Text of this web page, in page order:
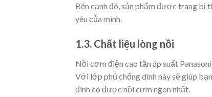
Bên cạnh đó, sản phẩm được trang bị
yêu của mình.
1.3. Chất liệu lòng nồi
Nồi cơm điện cao tần áp suất
Với lớp phủ chống dính này sẽ giúp
đình có được nồi cơm ngon nhất.